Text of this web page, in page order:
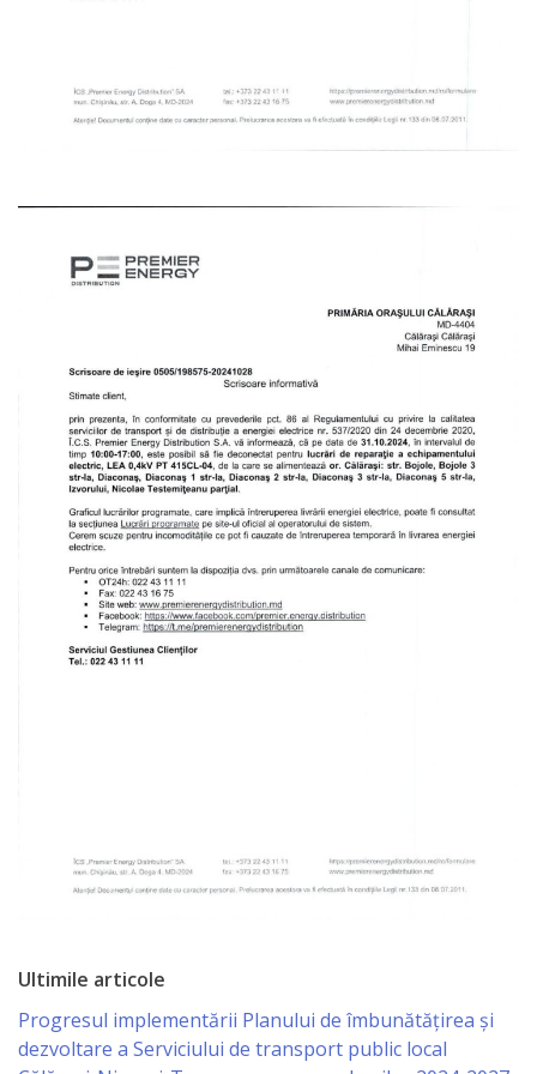
Juridic
în
Reglementarea
Regimului
Serviciul
Relaţii
cu
Publicul
Specialist
în
Construcţii,
Specialist
Problemele
Antreprenoriat,
Ultimile articole
Progresul implementării Planului de îmbunătățirea și
dezvoltare a Serviciului de transport public local